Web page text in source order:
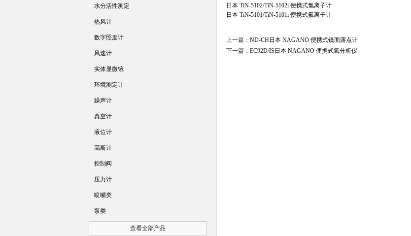
日本 TiN-5102/TiN-5102i 便携式氯离子计
日本 TiN-5101/TiN-5101i 便携式氟离子计
上一篇： ND-CH日本 NAGANO 便携式镜面露点计
下一篇： EC92D/IS日本 NAGANO 便携式氧分析仪
水分活性测定
热风计
数字照度计
风速计
实体显微镜
环境测定计
躁声计
真空计
液位计
高斯计
控制阀
压力计
喷嘴类
泵类
查看全部产品